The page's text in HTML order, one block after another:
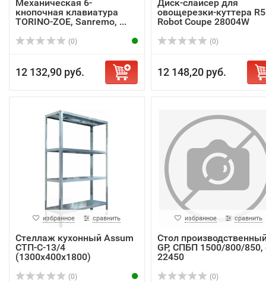
Механическая 6-
кнопочная клавиатура
TORINO-ZOE, Sanremo, ...
(0)
12 132,90 руб.
Диск-слайсер для
овощерезки-куттера
Robot Coupe 28004W
(0)
12 148,20 руб.
избранное сравнить
Стеллаж кухонный Assum
СТП-С-13/4
(1300х400х1800)
(0)
избранное сравнить
Стол
GP, СПБП 1500/800/850,
22450
(0)